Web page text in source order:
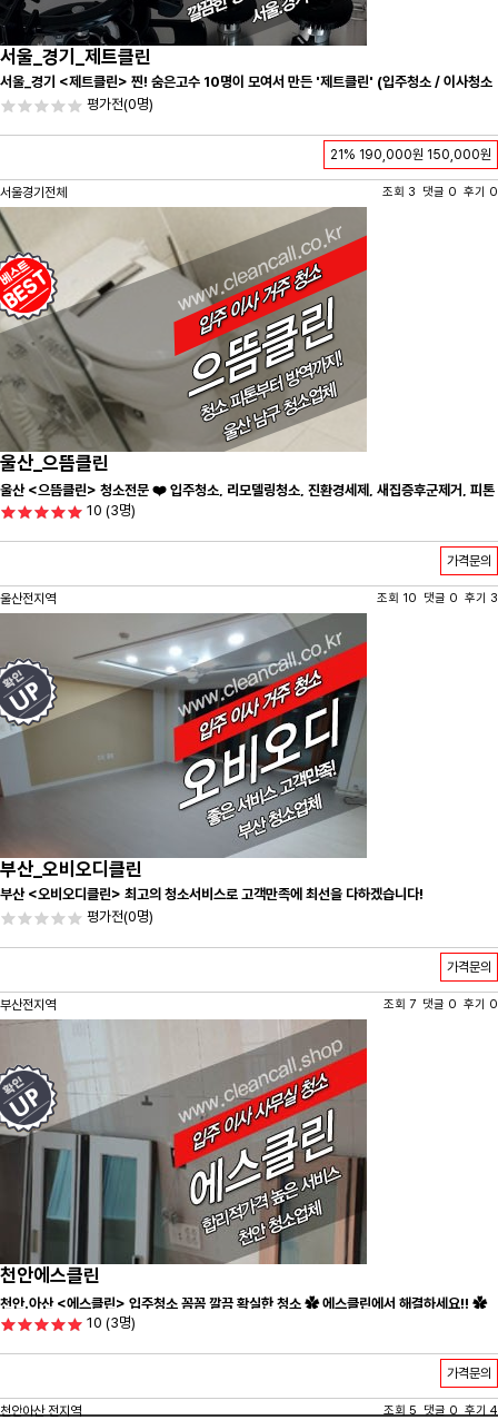
서울_경기_제트클린
서울_경기 <제트클린> 찐! 숨은고수 10명이 모여서 만든 '제트클린' (입주청소 / 이사청소
/ 줄눈시공) 항상 꼼꼼하게 친절하게 응대하겠습니다^-^
평가전(0명)
21% 190,000원 150,000원
서울경기전체 조회 3 댓글 0 후기 0
울산_으뜸클린
울산 <으뜸클린> 청소전문 ❤️ 입주청소, 리모델링청소, 진환경세제, 새집증후군제거, 피톤
치드시공 전문 청소 업체 ❤️
10 (3명)
가격문의
울산전지역 조회 10 댓글 0 후기 3
부산_오비오디클린
부산 <오비오디클린> 최고의 청소서비스로 고객만족에 최선을 다하겠습니다!
평가전(0명)
가격문의
부산전지역 조회 7 댓글 0 후기 0
천안에스클린
천안.아산 <에스클린> 입주청소 꼼꼼 깔끔 확실한 청소 ✿ 에스클린에서 해결하세요!! ✿
10 (3명)
가격문의
천안아산 전지역 조회 5 댓글 0 후기 4